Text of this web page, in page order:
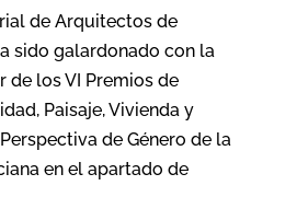
de Arquitectos de
sido galardonado con la
de los VI Premios de
Paisaje, Vivienda y
de Género de la
en el apartado de